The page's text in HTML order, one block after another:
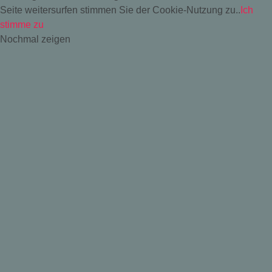
Seite weitersurfen stimmen Sie der Cookie-Nutzung zu.. Ich
stimme zu
Nochmal zeigen